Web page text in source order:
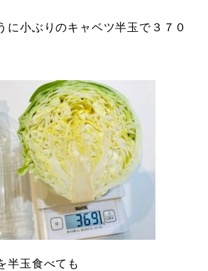
に小ぶりのキャベツ半玉で３７０
半玉食べても